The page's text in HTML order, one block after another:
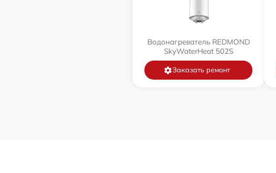
Водонагреватель REDMOND
SkyWaterHeat 502S
Заказать ремонт